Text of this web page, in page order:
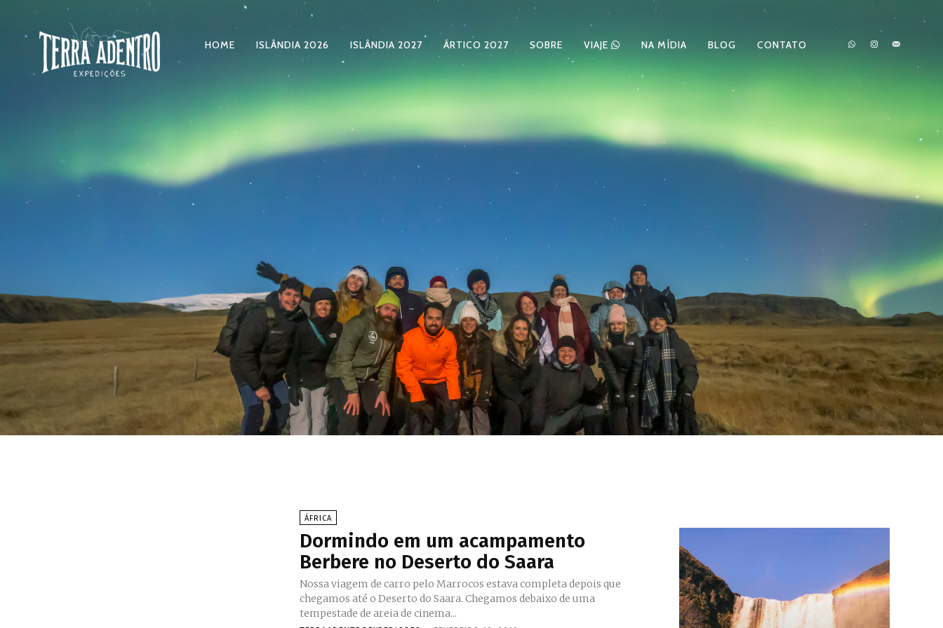
HOME ISLÂNDIA 2026 ISLÂNDIA 2027 ÁRTICO 2027 SOBRE VIAJE NA MÍDIA BLOG CONTATO
ÁFRICA
Dormindo em um acampamento
Berbere no Deserto do Saara
Nossa viagem de carro pelo Marrocos estava completa depois que
chegamos até o Deserto do Saara. Chegamos debaixo de uma
tempestade de areia de cinema...